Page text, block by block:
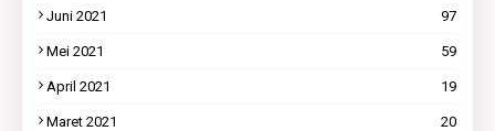
Juni 2021 97
Mei 2021 59
April 2021 19
Maret 2021 20